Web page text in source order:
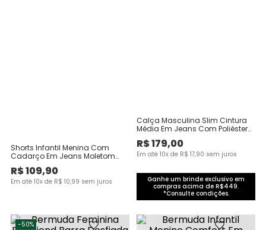
Shorts Infantil Menina Com
Cadarço Em Jeans Moletom
Malwee Kids
R$109,90
Em até 10x de R$ 10,99 sem juros
Calça Masculina Slim Cintura
Média Em Jeans Com Poliéster
Reciclado
R$179,00
Em até 10x de R$ 17,90 sem juros
Ganhe um brinde exclusivo em
compras acima de R$449.
*Consulte condições.
-50%